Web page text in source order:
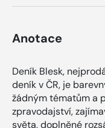
Anotace
Deník Blesk,
deník v ČR, je
žádným tématům a
zpravodajství,
světa, doplněné